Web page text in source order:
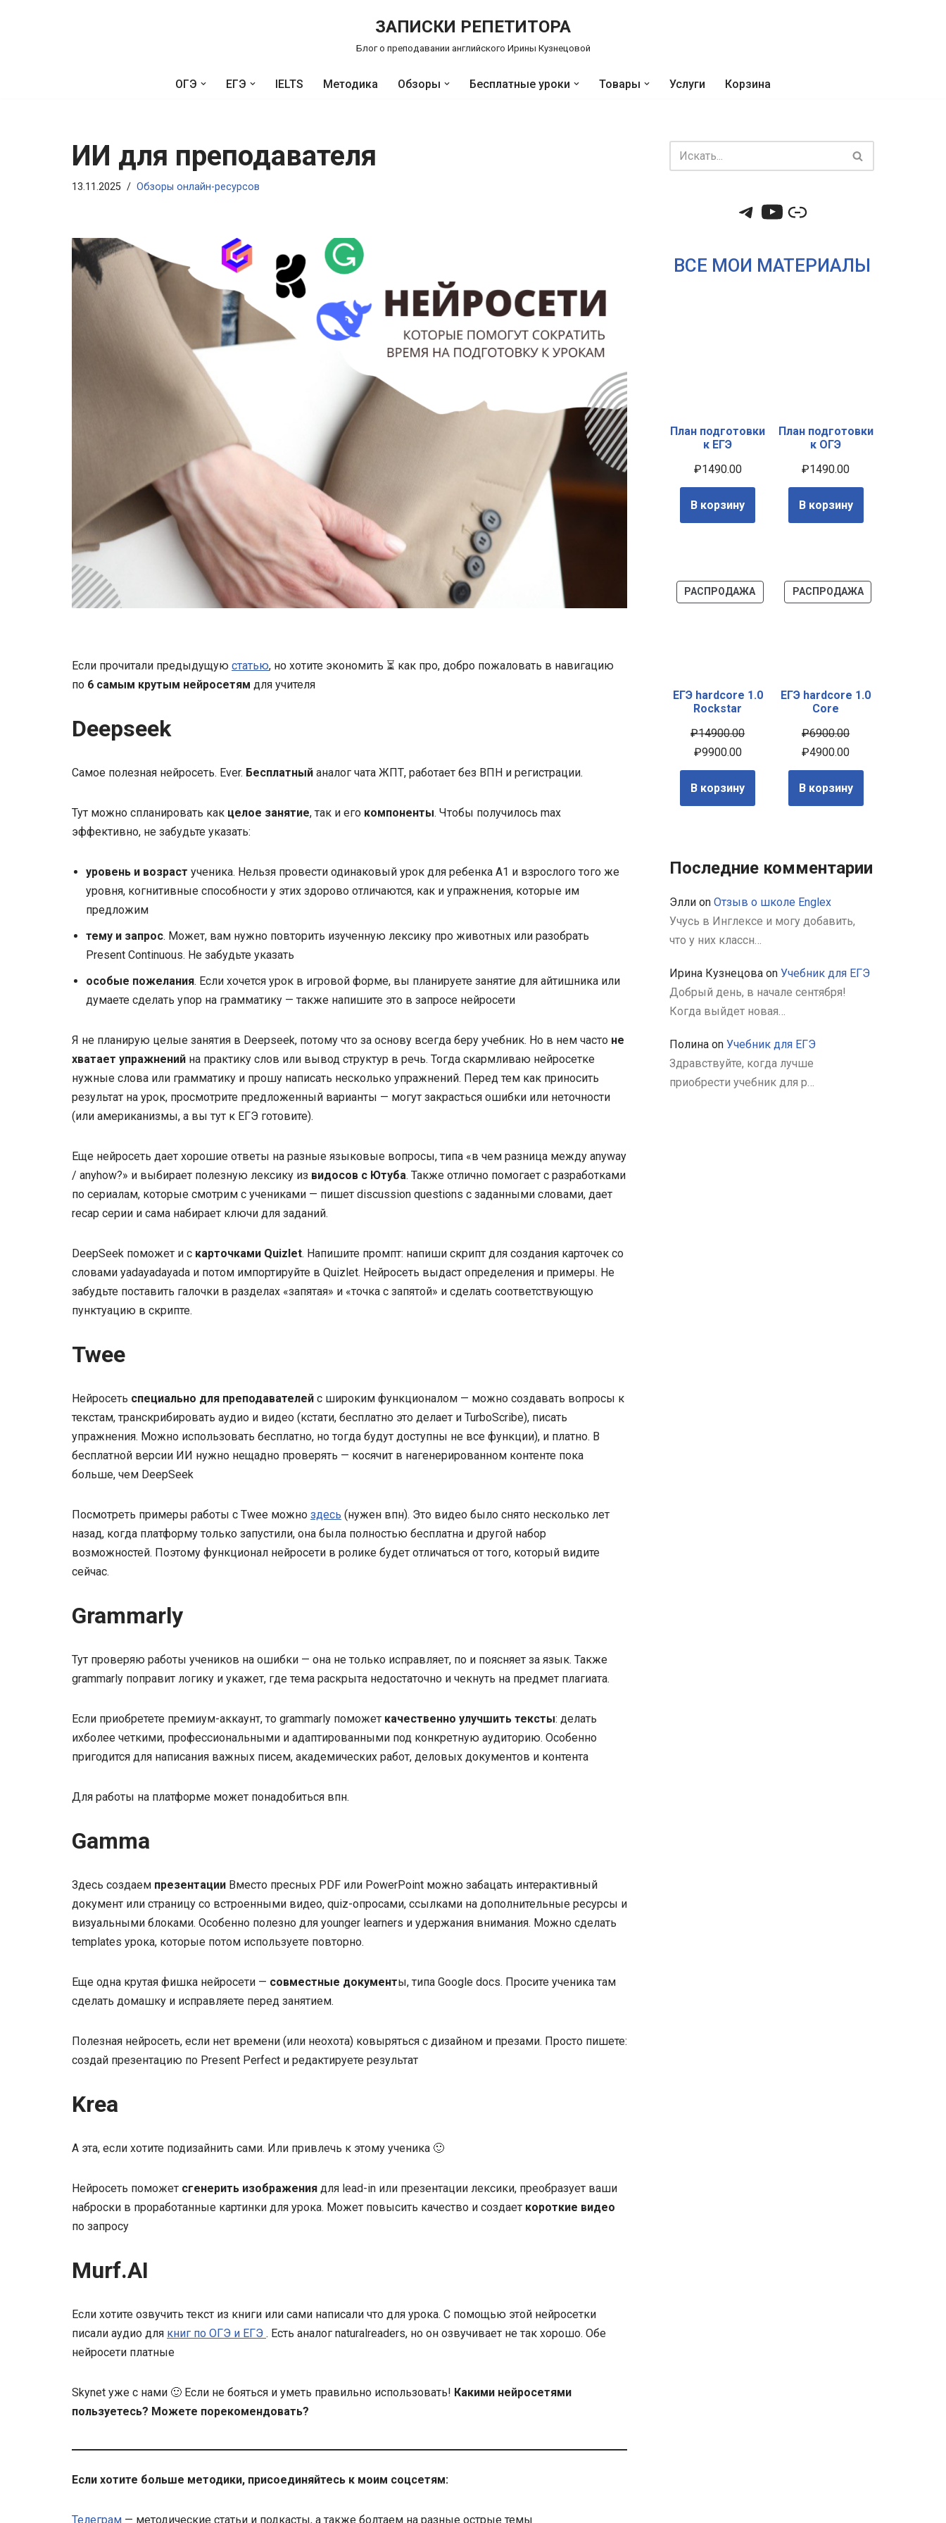
ЗАПИСКИ РЕПЕТИТОРА
Блог о преподавании английского Ирины Кузнецовой
ОГЭ ЕГЭ IELTS Методика Обзоры Бесплатные уроки Товары Услуги Корзина
ИИ для преподавателя
13.11.2025 Обзоры онлайн-ресурсов
Если прочитали предыдущую статью, но хотите экономить ⏳ как про, добро пожаловать в навигацию
по 6 самым крутым нейросетям для учителя
Deepseek
Самое полезная нейросеть. Ever. Бесплатный аналог чата ЖПТ, работает без ВПН и регистрации.
Тут можно спланировать как целое занятие, так и его компоненты. Чтобы получилось max
эффективно, не забудьте указать:
уровень и возраст ученика. Нельзя провести одинаковый урок для ребенка А1 и взрослого того же
уровня, когнитивные способности у этих здорово отличаются, как и упражнения, которые им
предложим
тему и запрос. Может, вам нужно повторить изученную лексику про животных или разобрать
Present Continuous. Не забудьте указать
особые пожелания. Если хочется урок в игровой форме, вы планируете занятие для айтишника или
думаете сделать упор на грамматику — также напишите это в запросе нейросети
Я не планирую целые занятия в Deepseek, потому что за основу всегда беру учебник. Но в нем часто не
хватает упражнений на практику слов или вывод структур в речь. Тогда скармливаю нейросетке
нужные слова или грамматику и прошу написать несколько упражнений. Перед тем как приносить
результат на урок, просмотрите предложенный варианты — могут закрасться ошибки или неточности
(или американизмы, а вы тут к ЕГЭ готовите).
Еще нейросеть дает хорошие ответы на разные языковые вопросы, типа «в чем разница между anyway
/ anyhow?» и выбирает полезную лексику из видосов с Ютуба. Также отлично помогает с разработками
по сериалам, которые смотрим с учениками — пишет discussion questions с заданными словами, дает
recap серии и сама набирает ключи для заданий.
DeepSeek поможет и с карточками Quizlet. Напишите промпт: напиши скрипт для создания карточек со
словами yadayadayada и потом импортируйте в Quizlet. Нейросеть выдаст определения и примеры. Не
забудьте поставить галочки в разделах «запятая» и «точка с запятой» и сделать соответствующую
пунктуацию в скрипте.
Twee
Нейросеть специально для преподавателей с широким функционалом — можно создавать вопросы к
текстам, транскрибировать аудио и видео (кстати, бесплатно это делает и TurboScribe), писать
упражнения. Можно использовать бесплатно, но тогда будут доступны не все функции), и платно. В
бесплатной версии ИИ нужно нещадно проверять — косячит в нагенерированном контенте пока
больше, чем DeepSeek
Посмотреть примеры работы с Twee можно здесь (нужен впн). Это видео было снято несколько лет
назад, когда платформу только запустили, она была полностью бесплатна и другой набор
возможностей. Поэтому функционал нейросети в ролике будет отличаться от того, который видите
сейчас.
Grammarly
Тут проверяю работы учеников на ошибки — она не только исправляет, по и поясняет за язык. Также
grammarly поправит логику и укажет, где тема раскрыта недостаточно и чекнуть на предмет плагиата.
Если приобретете премиум-аккаунт, то grammarly поможет качественно улучшить тексты: делать
ихболее четкими, профессиональными и адаптированными под конкретную аудиторию. Особенно
пригодится для написания важных писем, академических работ, деловых документов и контента
Для работы на платформе может понадобиться впн.
Gamma
Здесь создаем презентации Вместо пресных PDF или PowerPoint можно забацать интерактивный
документ или страницу со встроенными видео, quiz-опросами, ссылками на дополнительные ресурсы и
визуальными блоками. Особенно полезно для younger learners и удержания внимания. Можно сделать
templates урока, которые потом используете повторно.
Еще одна крутая фишка нейросети — совместные документы, типа Google docs. Просите ученика там
сделать домашку и исправляете перед занятием.
Полезная нейросеть, если нет времени (или неохота) ковыряться с дизайном и презами. Просто пишете:
создай презентацию по Present Perfect и редактируете результат
Krea
А эта, если хотите подизайнить сами. Или привлечь к этому ученика 🙂
Нейросеть поможет сгенерить изображения для lead-in или презентации лексики, преобразует ваши
наброски в проработанные картинки для урока. Может повысить качество и создает короткие видео
по запросу
Murf.AI
Если хотите озвучить текст из книги или сами написали что для урока. С помощью этой нейросетки
писали аудио для книг по ОГЭ и ЕГЭ . Есть аналог naturalreaders, но он озвучивает не так хорошо. Обе
нейросети платные
Skynet уже с нами 🙂 Если не бояться и уметь правильно использовать! Какими нейросетями
пользуетесь? Можете порекомендовать?
Если хотите больше методики, присоединяйтесь к моим соцсетям:
Телеграм — методические статьи и подкасты, а также болтаем на разные острые темы
ВСЕ МОИ МАТЕРИАЛЫ
План подготовки
к ЕГЭ
₽1490.00
В корзину
План подготовки
к ОГЭ
₽1490.00
В корзину
РАСПРОДАЖА
ЕГЭ hardcore 1.0
Rockstar
₽14900.00
₽9900.00
В корзину
РАСПРОДАЖА
ЕГЭ hardcore 1.0
Core
₽6900.00
₽4900.00
В корзину
Последние комментарии
Элли on Отзыв о школе Englex
Учусь в Инглексе и могу добавить,
что у них классн…
Ирина Кузнецова on Учебник для ЕГЭ
Добрый день, в начале сентября!
Когда выйдет новая…
Полина on Учебник для ЕГЭ
Здравствуйте, когда лучше
приобрести учебник для р…